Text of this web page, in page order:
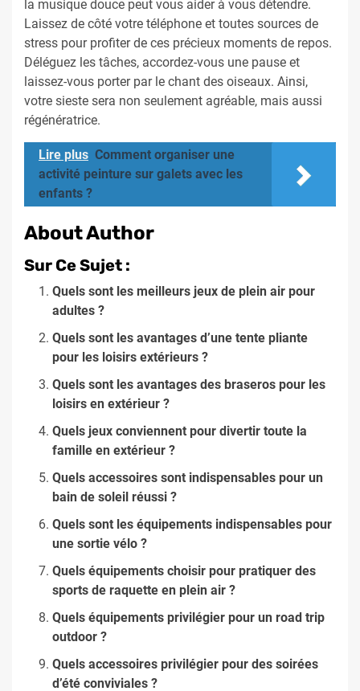
la musique douce peut vous aider à vous détendre.
Laissez de côté votre téléphone et toutes sources de
stress pour profiter de ces précieux moments de repos.
Déléguez les tâches, accordez-vous une pause et
laissez-vous porter par le chant des oiseaux. Ainsi,
votre sieste sera non seulement agréable, mais aussi
régénératrice.
Lire plus Comment organiser une
activité peinture sur galets avec les
enfants ?
About Author
Sur Ce Sujet :
Quels sont les meilleurs jeux de plein air pour
adultes ?
Quels sont les avantages d’une tente pliante
pour les loisirs extérieurs ?
Quels sont les avantages des braseros pour les
loisirs en extérieur ?
Quels jeux conviennent pour divertir toute la
famille en extérieur ?
Quels accessoires sont indispensables pour un
bain de soleil réussi ?
Quels sont les équipements indispensables pour
une sortie vélo ?
Quels équipements choisir pour pratiquer des
sports de raquette en plein air ?
Quels équipements privilégier pour un road trip
outdoor ?
Quels accessoires privilégier pour des soirées
d’été conviviales ?